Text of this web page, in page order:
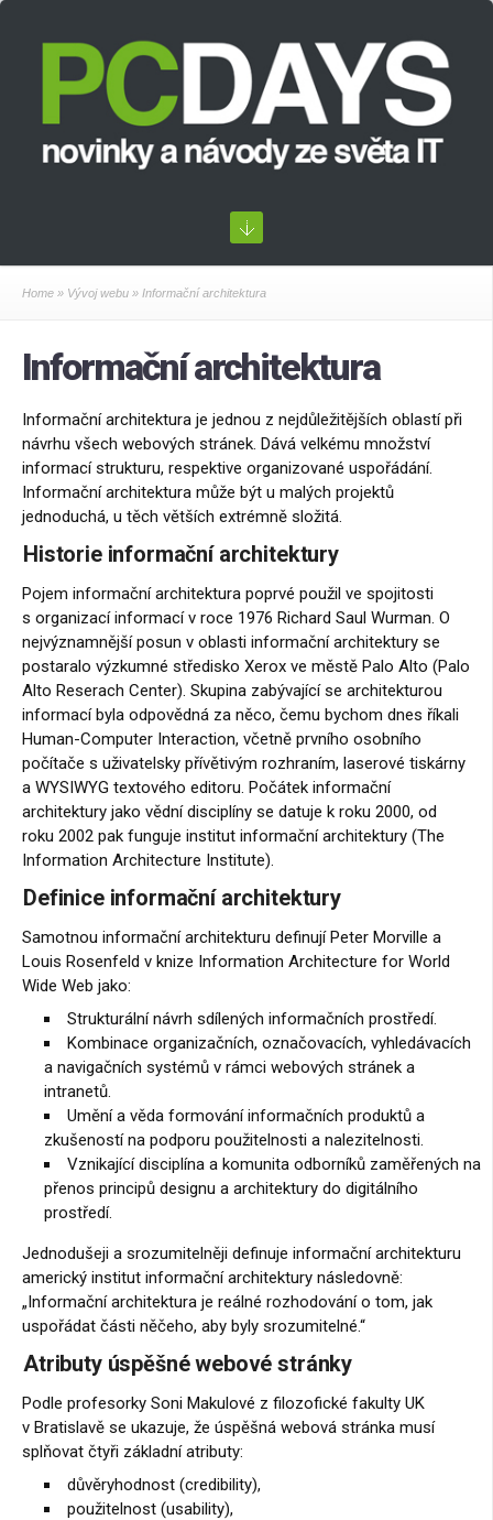
Home » Vývoj webu » Informační architektura
Informační architektura
Informační architektura je jednou z nejdůležitějších oblastí při
návrhu všech webových stránek. Dává velkému množství
informací strukturu, respektive organizované uspořádání.
Informační architektura může být u malých projektů
jednoduchá, u těch větších extrémně složitá.
Historie informační architektury
Pojem informační architektura poprvé použil ve spojitosti
s organizací informací v roce 1976 Richard Saul Wurman. O
nejvýznamnější posun v oblasti informační architektury se
postaralo výzkumné středisko Xerox ve městě Palo Alto (Palo
Alto Reserach Center). Skupina zabývající se architekturou
informací byla odpovědná za něco, čemu bychom dnes říkali
Human-Computer Interaction, včetně prvního osobního
počítače s uživatelsky přívětivým rozhraním, laserové tiskárny
a WYSIWYG textového editoru. Počátek informační
architektury jako vědní disciplíny se datuje k roku 2000, od
roku 2002 pak funguje institut informační architektury (The
Information Architecture Institute).
Definice informační architektury
Samotnou informační architekturu definují Peter Morville a
Louis Rosenfeld v knize Information Architecture for World
Wide Web jako:
Strukturální návrh sdílených informačních prostředí.
Kombinace organizačních, označovacích, vyhledávacích
a navigačních systémů v rámci webových stránek a
intranetů.
Umění a věda formování informačních produktů a
zkušeností na podporu použitelnosti a nalezitelnosti.
Vznikající disciplína a komunita odborníků zaměřených na
přenos principů designu a architektury do digitálního
prostředí.
Jednodušeji a srozumitelněji definuje informační architekturu
americký institut informační architektury následovně:
„Informační architektura je reálné rozhodování o tom, jak
uspořádat části něčeho, aby byly srozumitelné.“
Atributy úspěšné webové stránky
Podle profesorky Soni Makulové z filozofické fakulty UK
v Bratislavě se ukazuje, že úspěšná webová stránka musí
splňovat čtyři základní atributy:
důvěryhodnost (credibility),
použitelnost (usability),